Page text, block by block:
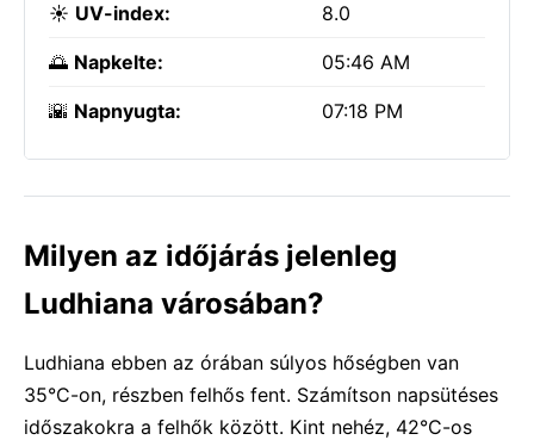
☀️ UV-index: 8.0
🌅 Napkelte: 05:46 AM
🌇 Napnyugta: 07:18 PM
Milyen az időjárás jelenleg
Ludhiana városában?
Ludhiana ebben az órában súlyos hőségben van
35°C-on, részben felhős fent. Számítson napsütéses
időszakokra a felhők között. Kint nehéz, 42°C-os